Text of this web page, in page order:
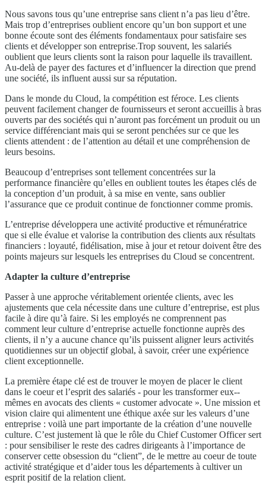
Nous savons tous qu’une entreprise sans client n’a pas lieu d’être.
Mais trop d’entreprises oublient encore qu’un bon support et une
bonne écoute sont des éléments fondamentaux pour satisfaire ses
clients et développer son entreprise.Trop souvent, les salariés
oublient que leurs clients sont la raison pour laquelle ils travaillent.
Au-­delà de payer des factures et d’influencer la direction que prend
une société, ils influent aussi sur sa réputation.
Dans le monde du Cloud, la compétition est féroce. Les clients
peuvent facilement changer de fournisseurs et seront accueillis à bras
ouverts par des sociétés qui n’auront pas forcément un produit ou un
service différenciant mais qui se seront penchées sur ce que les
clients attendent : de l’attention au détail et une compréhension de
leurs besoins.
Beaucoup d’entreprises sont tellement concentrées sur la
performance financière qu’elles en oublient toutes les étapes clés de
la conception d’un produit, à sa mise en vente, sans oublier
l’assurance que ce produit continue de fonctionner comme promis.
L’entreprise développera une activité productive et rémunératrice
que si elle évalue et valorise la contribution des clients aux résultats
financiers : loyauté, fidélisation, mise à jour et retour doivent être des
points majeurs sur lesquels les entreprises du Cloud se concentrent.
Adapter la culture d’entreprise
Passer à une approche véritablement orientée clients, avec les
ajustements que cela nécessite dans une culture d’entreprise, est plus
facile à dire qu’à faire. Si les employés ne comprennent pas
comment leur culture d’entreprise actuelle fonctionne auprès des
clients, il n’y a aucune chance qu’ils puissent aligner leurs activités
quotidiennes sur un objectif global, à savoir, créer une expérience
client exceptionnelle.
La première étape clé est de trouver le moyen de placer le client
dans le coeur et l’esprit des salariés -­ pour les transformer eux-­
mêmes en avocats des clients « customer advocate ». Une mission et
vision claire qui alimentent une éthique axée sur les valeurs d’une
entreprise : voilà une part importante de la création d’une nouvelle
culture. C’est justement là que le rôle du Chief Customer Officer sert
: pour sensibiliser le reste des cadres dirigeants à l’importance de
conserver cette obsession du “client”, de le mettre au coeur de toute
activité stratégique et d’aider tous les départements à cultiver un
esprit positif de la relation client.